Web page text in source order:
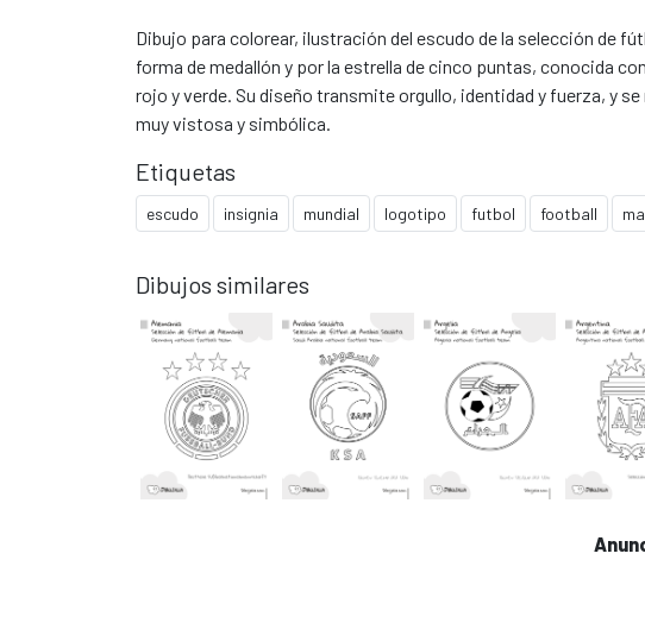
Dibujo para colorear, ilustración del escudo de la selección de
forma de medallón y por la estrella de cinco puntas, conocida
rojo y verde. Su diseño transmite orgullo, identidad y fuerza, y
muy vistosa y simbólica.
Etiquetas
escudo insignia mundial logotipo futbol football
Dibujos similares